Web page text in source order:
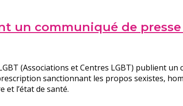
un communiqué de
(Associations et Centres LGBT) publient
sanctionnant les propos sexistes,
et l’état de santé.